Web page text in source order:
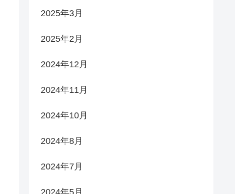
2025年3月
2025年2月
2024年12月
2024年11月
2024年10月
2024年8月
2024年7月
2024年5月